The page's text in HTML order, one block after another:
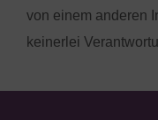
von einem anderen
keinerlei